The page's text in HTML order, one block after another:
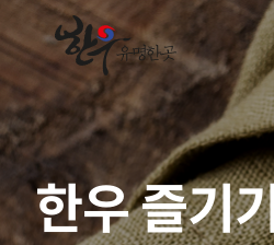
한우 즐기